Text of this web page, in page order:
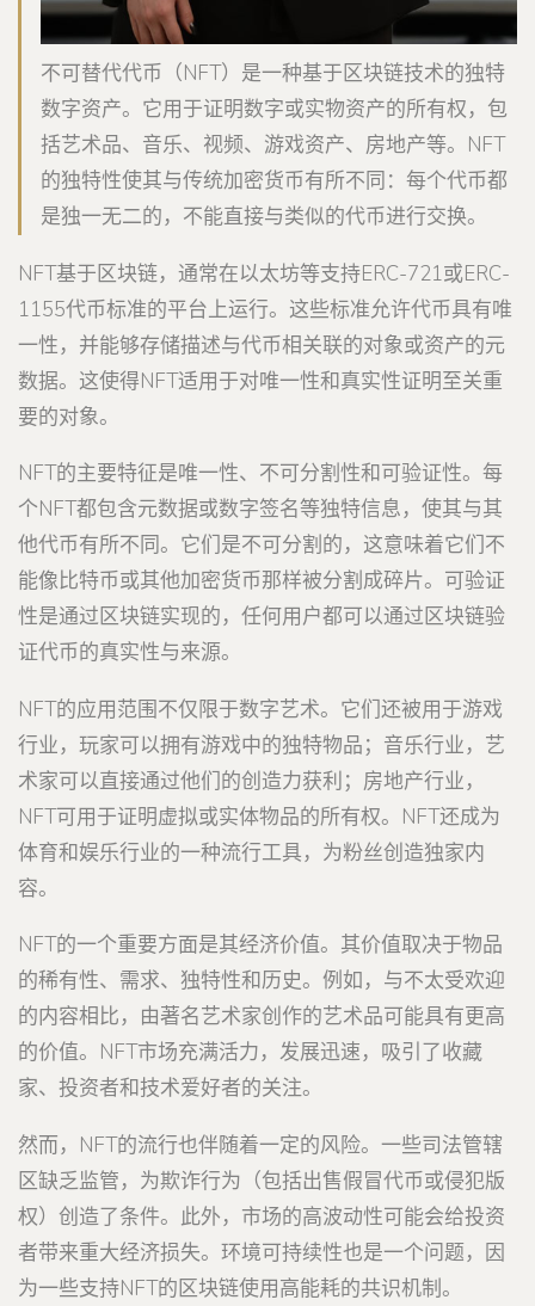
不可替代代币（NFT）是一种基于区块链技术的独特
数字资产。它用于证明数字或实物资产的所有权，包
括艺术品、音乐、视频、游戏资产、房地产等。NFT
的独特性使其与传统加密货币有所不同：每个代币都
是独一无二的，不能直接与类似的代币进行交换。
NFT基于区块链，通常在以太坊等支持ERC-721或ERC-
1155代币标准的平台上运行。这些标准允许代币具有唯
一性，并能够存储描述与代币相关联的对象或资产的元
数据。这使得NFT适用于对唯一性和真实性证明至关重
要的对象。
NFT的主要特征是唯一性、不可分割性和可验证性。每
个NFT都包含元数据或数字签名等独特信息，使其与其
他代币有所不同。它们是不可分割的，这意味着它们不
能像比特币或其他加密货币那样被分割成碎片。可验证
性是通过区块链实现的，任何用户都可以通过区块链验
证代币的真实性与来源。
NFT的应用范围不仅限于数字艺术。它们还被用于游戏
行业，玩家可以拥有游戏中的独特物品；音乐行业，艺
术家可以直接通过他们的创造力获利；房地产行业，
NFT可用于证明虚拟或实体物品的所有权。NFT还成为
体育和娱乐行业的一种流行工具，为粉丝创造独家内
容。
NFT的一个重要方面是其经济价值。其价值取决于物品
的稀有性、需求、独特性和历史。例如，与不太受欢迎
的内容相比，由著名艺术家创作的艺术品可能具有更高
的价值。NFT市场充满活力，发展迅速，吸引了收藏
家、投资者和技术爱好者的关注。
然而，NFT的流行也伴随着一定的风险。一些司法管辖
区缺乏监管，为欺诈行为（包括出售假冒代币或侵犯版
权）创造了条件。此外，市场的高波动性可能会给投资
者带来重大经济损失。环境可持续性也是一个问题，因
为一些支持NFT的区块链使用高能耗的共识机制。